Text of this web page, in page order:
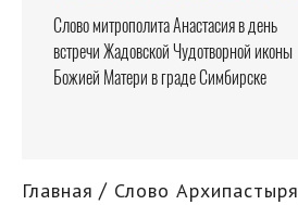
Слово митрополита Анастасия в день
встречи Жадовской Чудотворной иконы
Божией Матери в граде Симбирске
Главная Слово Архипастыря